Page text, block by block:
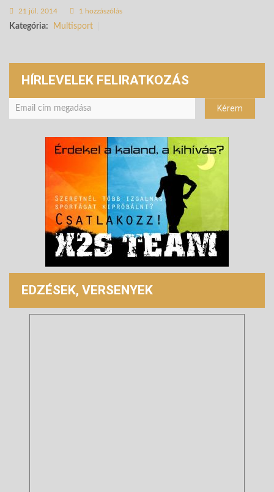
21 júl. 2014 1 hozzászólás
Kategória: Multisport
HÍRLEVELEK FELIRATKOZÁS
EDZÉSEK, VERSENYEK